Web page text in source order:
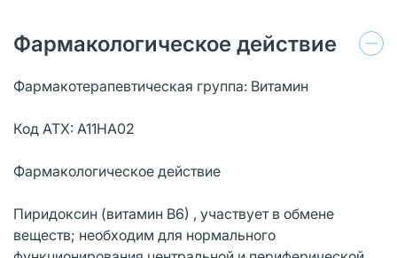
Фармакологическое действие
Фармакотерапевтическая группа: Витамин
Код АТХ: A11HA02
Фармакологическое действие
Пиридоксин (витамин В6) , участвует в обмене
веществ; необходим для нормального